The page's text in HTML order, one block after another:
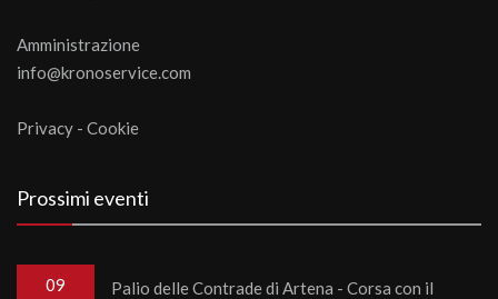
Amministrazione
info@kronoservice.com
Privacy - Cookie
Prossimi eventi
09
Palio delle Contrade di Artena - Corsa con il